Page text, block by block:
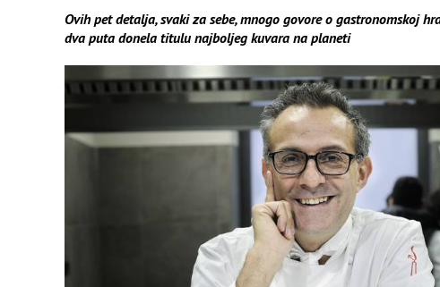
Ovih pet detalja, svaki za sebe, mnogo govore o gastronomskoj
dva puta donela titulu najboljeg kuvara na planeti